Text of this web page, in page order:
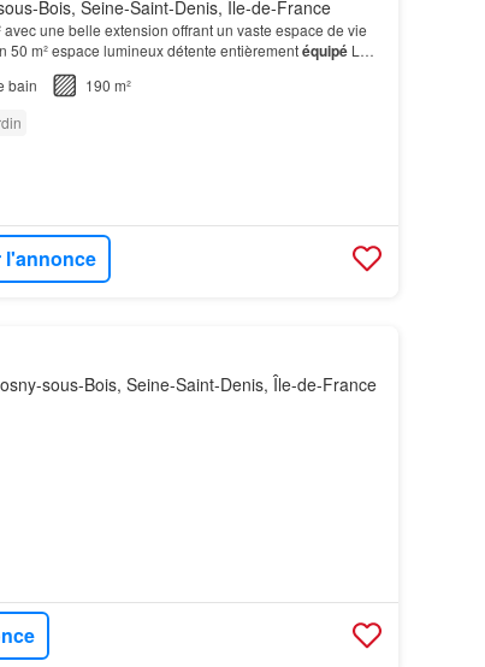
Bois, Seine-Saint-Denis, Île-de-France
avec une belle extension offrant un vaste espace de vie
50 m² espace lumineux détente entièrementéquipéLe
agréables: terrasses, coin…
bain
190 m²
l'annonce
sous-Bois, Seine-Saint-Denis, Île-de-France